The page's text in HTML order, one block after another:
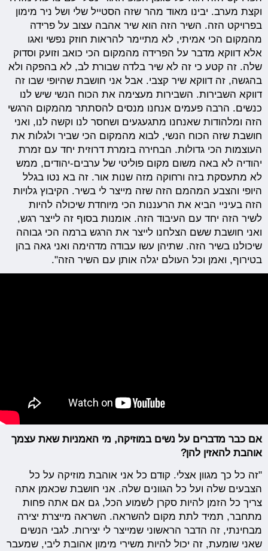
וקצת מערב. יבינו מאוד מהר שזה הסטייל שלי ושל ניר מימון
בפרויקט הזה. השיר הזה הוא שיר אהבה עצוב על פרידה
מהמקום הכי אמיתי, לא מתיימר להראות חוזק נפשי ואגו
אלא דווקא מדבר על הפרידה מהמקום הכי כואב וזועק וסדוק
שלה. זה קטע כי זה לא שיר בלדה שבורת לב, לא בהפקה ולא
בהגשה, זה דווקא שיר קצבי. אבל אני חושבת שהיופי שבו זה
דווקא השבירות. השבירות מעצימה את הכוח הנשי שיש לנו
כנשים. הרבה פעמים אנחנו מנסים להסתתר מהמקום הרגשי
הזה ומלהודות שאנחנו מתגעגעים ושחסר לנו וקשה לנו, ואני
חושבת שזה הכוח הנשי, לבוא מהמקום הכי שביר ולגלות את
העוצמות הכי גדולות. הבחירה בזמרת דרוזית יחד עם זמרת
יהודיה לא באה משום מקום פוליטי של ערבים-יהודים, ממש
לא מתעסקת בזה ורחוקה מזה שנות אור. זה בא נטו בגלל
היופי והצבע המהמם הזה שזה מייצר לי בשיר. הקיבוץ גלויות
הזה בעיניי הביא את הרעננות הכי מיוחדת שיכולה להיות
לשיר הזה יחד עם העיבוד הזה. אומנות בסוף זה לייצר רגש,
ואני חושבת ששם הצלחנו לייצר את הרגש ברמה הכי גבוהה
שיכולנו בשיר הזה. שתיהן עשו עבודה מדהימה ואני גאה בהן
בטירוף, ואמן וכל העולם יגלה אותן עם השיר הזה".
אם כבר מדברים על נשים במוזיקה, מי האמניות שאת עצמך
אוהבת להאזין להן?
"זה כל כך מגוון אצלי. קודם כל אני אוהבת מוזיקה על כל
הצבעים שלה ועל כל הגוונים שלה. אני חושבת שכאמן אתה
צריך כל הזמן להיות סקרן לשמוע הכל, גם אם אתה פחות
מתחבר, תמיד לתת מקום להשראה. השראה מייצרת יצירה
מבחינתי, זה הדבר הראשוני שמייצר לי יצירות. לגבי הנשים
שאני שומעת, זה יכול להיות משירי מימון אהובת ליבי, שמעבר